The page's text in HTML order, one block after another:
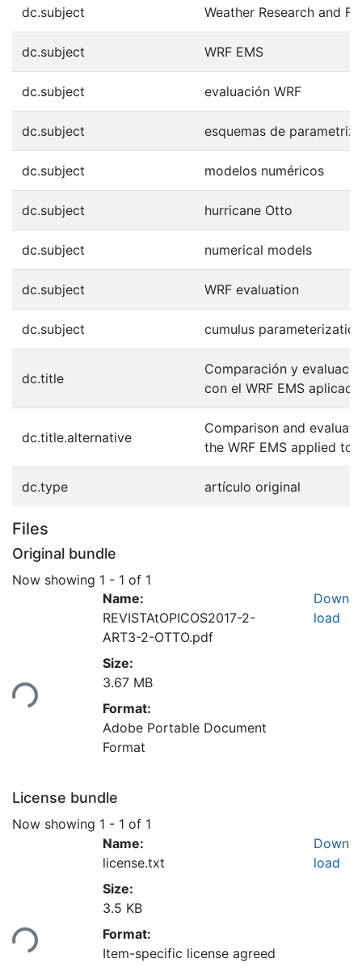
dc.subject Weather Research and
dc.subject WRF EMS
dc.subject evaluación WRF
dc.subject esquemas de
dc.subject modelos numéricos
dc.subject hurricane Otto
dc.subject numerical models
dc.subject WRF evaluation
dc.subject cumulus
dc.title
Comparación y
con el WRF EMS
dc.title.alternative
Comparison and
the WRF EMS applied
dc.type artículo original
Files
Original bundle
Now showing 1 - 1 of 1
Name:
REVISTAtOPICOS2017-2-
ART3-2-OTTO.pdf
Size:
3.67 MB
Format:
Adobe Portable Document
Format
Down
load
License bundle
Now showing 1 - 1 of 1
Name:
license.txt
Size:
3.5 KB
Format:
Item-specific license agreed
Down
load